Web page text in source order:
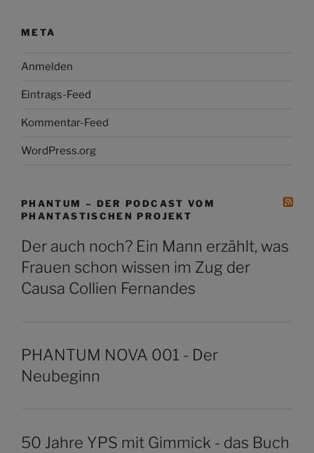
META
Anmelden
Eintrags-Feed
Kommentar-Feed
WordPress.org
PHANTUM – DER PODCAST VOM
PHANTASTISCHEN PROJEKT
Der auch noch? Ein Mann erzählt, was
Frauen schon wissen im Zug der
Causa Collien Fernandes
PHANTUM NOVA 001 - Der
Neubeginn
50 Jahre YPS mit Gimmick - das Buch